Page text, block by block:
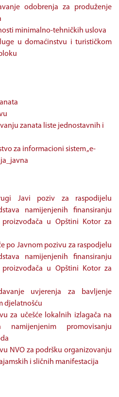
odobrenja za produženje
minimalno-tehničkih uslova
u domaćinstvu i turističkom
zanata liste jednostavnih i
za informacioni sistem „e-
Javi poziv za raspodijelu
namijenjenih finansiranju
u Opštini Kotor za
po Javnom pozivu za raspodjelu
namijenjenih finansiranju
u Opštini Kotor za
uvjerenja za bavljenje
djelatnošću
za učešće lokalnih izlagača na
namijenjenim promovisanju
NVO za podršku organizovanju
i sličnih manifestacija